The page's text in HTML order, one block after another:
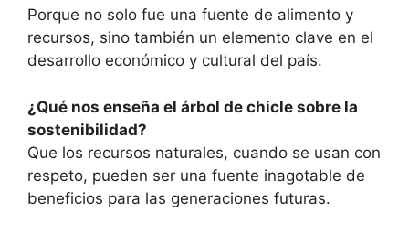
Porque no solo fue una fuente de alimento y
recursos, sino también un elemento clave en el
desarrollo económico y cultural del país.
¿Qué nos enseña el árbol de chicle sobre la
sostenibilidad?
Que los recursos naturales, cuando se usan con
respeto, pueden ser una fuente inagotable de
beneficios para las generaciones futuras.